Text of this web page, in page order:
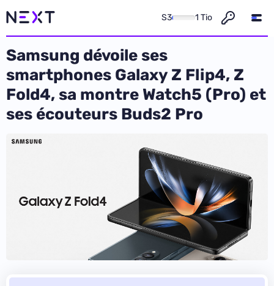
S3 1 Tio
Samsung dévoile ses
smartphones Galaxy Z Flip4, Z
Fold4, sa montre Watch5 (Pro) et
ses écouteurs Buds2 Pro